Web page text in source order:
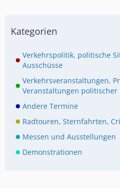
Kategorien
Verkehrspolitik, politische
Ausschüsse
Verkehrsveranstaltungen,
Veranstaltungen politischer
Andere Termine
Radtouren, Sternfahrten,
Messen und Ausstellungen
Demonstrationen